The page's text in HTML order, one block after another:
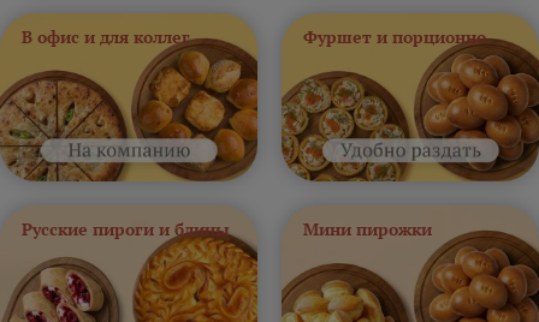
В офис и для коллег Фуршет и порционно
Русские пироги и блины Мини пирожки